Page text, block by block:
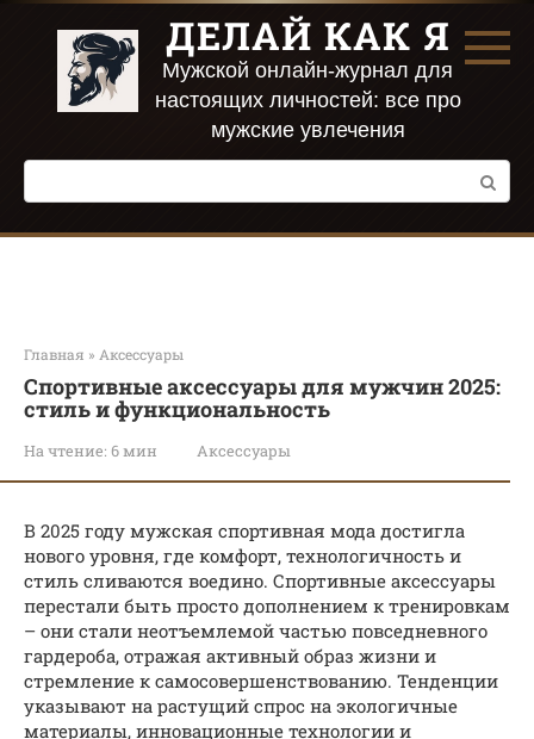
Перейти
контенту
ДЕЛАЙ КАК Я
Мужской онлайн-журнал для
настоящих личностей: все про
мужские увлечения
Поиск:
Главная » Аксессуары
Спортивные аксессуары для мужчин 2025:
стиль и функциональность
На чтение: 6 мин Аксессуары
В 2025 году мужская спортивная мода достигла
нового уровня, где комфорт, технологичность и
стиль сливаются воедино. Спортивные аксессуары
перестали быть просто дополнением к тренировкам
– они стали неотъемлемой частью повседневного
гардероба, отражая активный образ жизни и
стремление к самосовершенствованию. Тенденции
указывают на растущий спрос на экологичные
материалы, инновационные технологии и